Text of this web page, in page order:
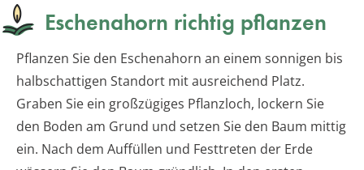
Eschenahorn richtig pflanzen
Pflanzen Sie den Eschenahorn an einem sonnigen bis
halbschattigen Standort mit ausreichend Platz.
Graben Sie ein großzügiges Pflanzloch, lockern Sie
den Boden am Grund und setzen Sie den Baum mittig
ein. Nach dem Auffüllen und Festtreten der Erde